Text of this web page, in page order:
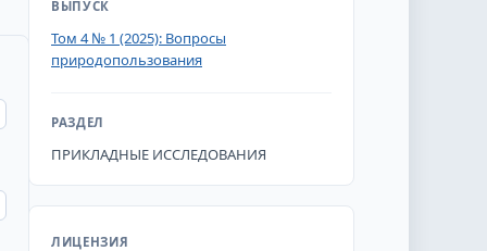
ВЫПУСК
Том 4 № 1 (2025): Вопросы
природопользования
РАЗДЕЛ
ПРИКЛАДНЫЕ ИССЛЕДОВАНИЯ
ЛИЦЕНЗИЯ